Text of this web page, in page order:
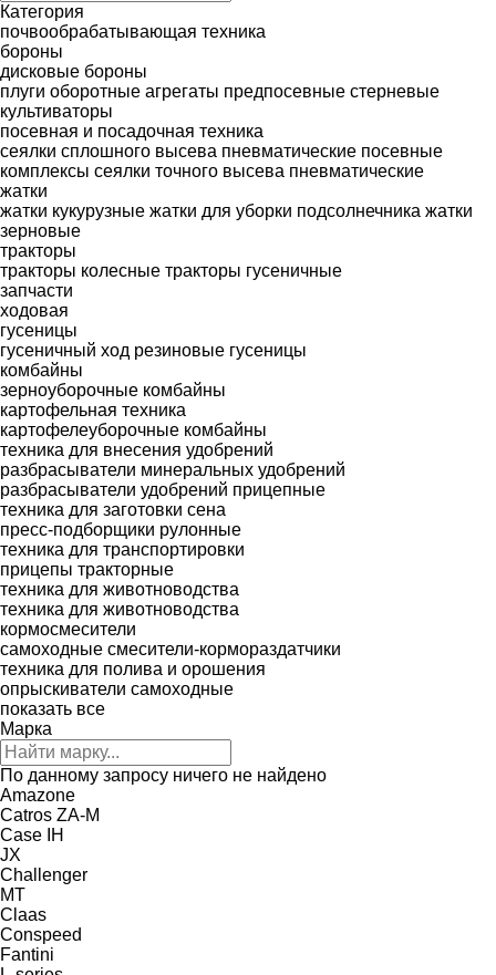
Категория
почвообрабатывающая техника
бороны
дисковые бороны
плуги оборотные агрегаты предпосевные стерневые
культиваторы
посевная и посадочная техника
сеялки сплошного высева пневматические посевные
комплексы сеялки точного высева пневматические
жатки
жатки кукурузные жатки для уборки подсолнечника жатки
зерновые
тракторы
тракторы колесные тракторы гусеничные
запчасти
ходовая
гусеницы
гусеничный ход резиновые гусеницы
комбайны
зерноуборочные комбайны
картофельная техника
картофелеуборочные комбайны
техника для внесения удобрений
разбрасыватели минеральных удобрений
разбрасыватели удобрений прицепные
техника для заготовки сена
пресс-подборщики рулонные
техника для транспортировки
прицепы тракторные
техника для животноводства
техника для животноводства
кормосмесители
самоходные смесители-кормораздатчики
техника для полива и орошения
опрыскиватели самоходные
показать все
Марка
По данному запросу ничего не найдено
Amazone
Catros ZA-M
Case IH
JX
Challenger
MT
Claas
Conspeed
Fantini